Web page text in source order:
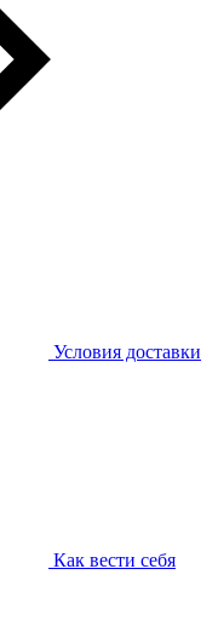
Условия доставки
Как вести себя